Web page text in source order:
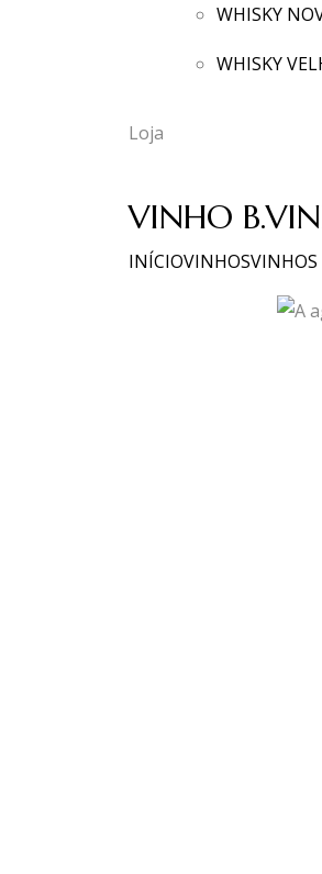
WHISKY
WHISKY
Loja
VINHO
INÍCIOVINHOSVINHOS